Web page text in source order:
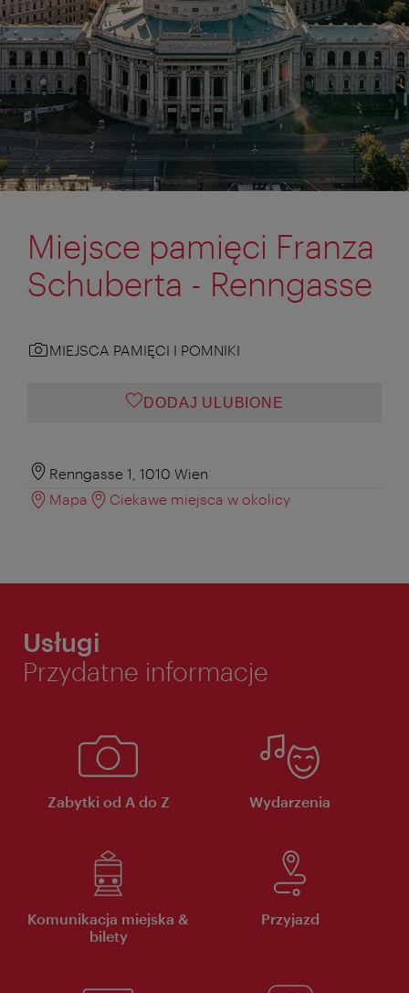
Miejsce pamięci Franza
Schuberta - Renngasse
MIEJSCA PAMIĘCI I POMNIKI
DODAJ ULUBIONE
Renngasse 1, 1010 Wien
Mapa
Ciekawe miejsca w okolicy
Usługi
Przydatne informacje
Zabytki od A do Z Wydarzenia
Komunikacja miejska &
bilety
Przyjazd